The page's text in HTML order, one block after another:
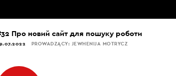
Про новий сайт для пошуку роботи
PROWADZĄCY: JEWHENIJA MOTRYCZ